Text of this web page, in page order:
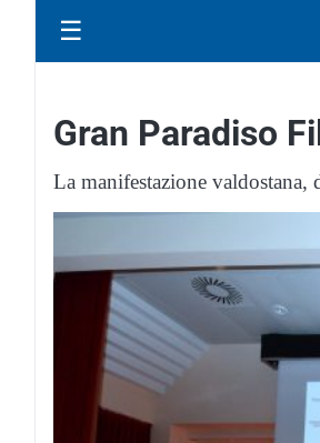
☰
Gran Paradiso
La manifestazione valdostana,